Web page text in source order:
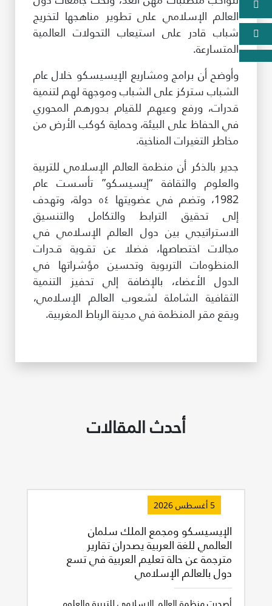
العالم الإسلامي على تطوير مناهجها لتخريج
شباب قادر على استيعاب التحولات العالمية
المتسارعة.
وأوضح أن برامج ومشاريع الإيسيسكو خلال عام
الشباب ستركز على الشباب وموجهة لهم لتنمية
قدرات، ورفع وعيهم للقيام بدورهم المحوري
في الحفاظ على البيئة، وحماية كوكب الأرض من
مخاطر التغيرات المناخية.
جدير بالذكر أن منظمة العالم الإسلامي للتربية
والعلوم والثقافة “إيسيسكو” تأسست عام
1982، وتضم في عضويتها ٥٤ دولة، وتهدف
إلى تحقيق الترابط والتكامل والتنسيق
الاستراتيجي بين دول العالم الإسلامي في
مجالات اختصاصها، فضلا عن تقـوية قـدرات
المنظومات التربوية وتحسين مؤشراتها في
الدول الأعضاء، بالإضافة إلي تحفيز التنمية
الثقافية الشاملة لشعوب العالم الإسلامي،
ويقع مقر المنظمة في مدينة الرباط المغربية.
أحدث المقالات
5 أغسطس 2026
الإيسيسكو ومجمع الملك سلمان
العالمي للغة العربية يصدران تقارير
مترجمة عن حالة تعليم العربية في تسع
دول بالعالم الإسلامي
أصدرت منظمة العالم الإسلامي للتربية والعلوم